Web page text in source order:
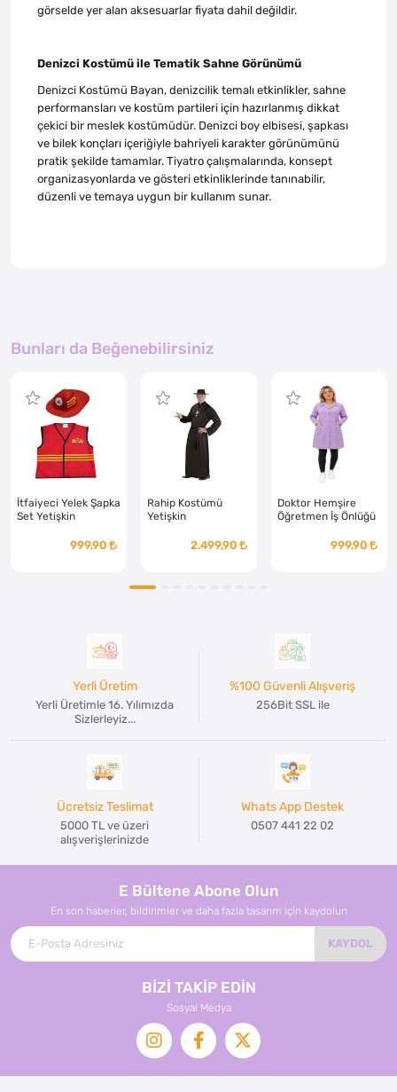
görselde yer alan aksesuarlar fiyata dahil değildir.
Denizci Kostümü ile Tematik Sahne Görünümü
Denizci Kostümü Bayan, denizcilik temalı etkinlikler, sahne
performansları ve kostüm partileri için hazırlanmış dikkat
çekici bir meslek kostümüdür. Denizci boy elbisesi, şapkası
ve bilek konçları içeriğiyle bahriyeli karakter görünümünü
pratik şekilde tamamlar. Tiyatro çalışmalarında, konsept
organizasyonlarda ve gösteri etkinliklerinde tanınabilir,
düzenli ve temaya uygun bir kullanım sunar.
Bunları da Beğenebilirsiniz
İtfaiyeci Yelek Şapka
Set Yetişkin
999,90
Rahip Kostümü
Yetişkin
2.499,90
Doktor Hemşire
Öğretmen İş Önlüğü
999,90
Yerli Üretim
Yerli Üretimle 16. Yılımızda
Sizlerleyiz...
%100 Güvenli Alışveriş
256Bit SSL ile
Ücretsiz Teslimat
5000 TL ve üzeri
alışverişlerinizde
Whats App Destek
0507 441 22 02
E Bültene Abone Olun
En son haberler, bildirimler ve daha fazla tasarım için kaydolun
KAYDOL
BİZİ TAKİP EDİN
Sosyal Medya